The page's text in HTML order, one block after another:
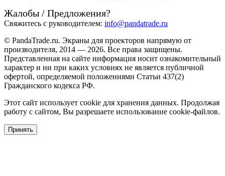
Жалобы / Предложения?
Свяжитесь с руководителем: info@pandatrade.ru
© PandaTrade.ru. Экраны для проекторов напрямую от
производителя, 2014 — 2026. Все права защищены.
Представленная на сайте информация носит ознакомительный
характер и ни при каких условиях не является публичной
офертой, определяемой положениями Статьи 437(2)
Гражданского кодекса РФ.
Этот сайт использует cookie для хранения данных. Продолжая
работу с сайтом, Вы разрешаете использование cookie-файлов.
Принять